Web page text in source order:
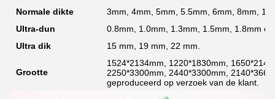
Normale dikte
3mm, 4mm, 5mm, 5.5mm, 6mm, 8mm,
Ultra-dun
0.8mm, 1.0mm, 1.3mm, 1.5mm, 1.8mm
Ultra dik
15 mm, 19 mm, 22 mm.
Grootte
1524*2134mm, 1220*1830mm,
2250*3300mm, 2440*3300mm,
geproduceerd op verzoek van de klant.